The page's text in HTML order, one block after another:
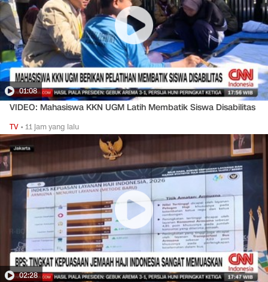
01:08
VIDEO: Mahasiswa KKN UGM Latih Membatik Siswa Disabilitas
TV •11 jam yang lalu
02:28